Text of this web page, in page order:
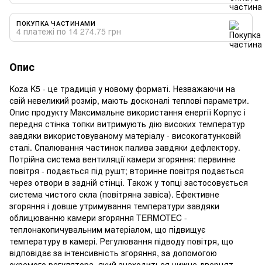
ПОКУПКА ЧАСТИНАМИ
4 платежі по 14 274.75 грн
Опис
Koza K5 - це традиція у новому форматі. Незважаючи на
свій невеликий розмір, мають досконалі теплові параметри.
Опис продукту Максимальне використання енергії Корпус і
передня стінка топки витримують дію високих температур
завдяки використовуваному матеріалу - високогатунковій
сталі. Спалювання частинок палива завдяки дефлектору.
Потрійна система вентиляції камери згоряння: первинне
повітря - подається під рушт; вторинне повітря подається
через отвори в задній стінці. Також у топці застосовується
система чистого скла (повітряна завіса). Ефективне
згоряння і довше утримування температури завдяки
облицюванню камери згоряння TERMOTEC -
теплонакопичувальним матеріалом, що підвищує
температуру в камері. Регулювання підводу повітря, що
відповідає за інтенсивність згоряння, за допомогою